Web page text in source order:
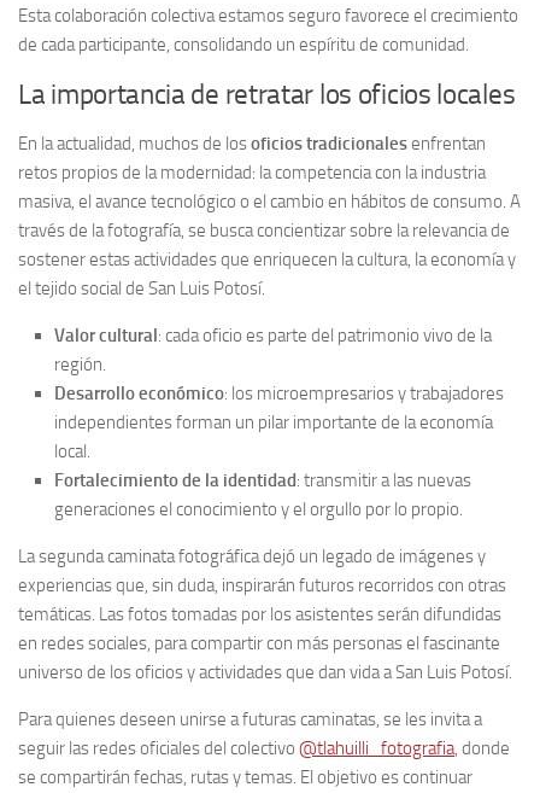
Esta colaboración colectiva estamos seguro favorece el crecimiento
de cada participante, consolidando un espíritu de comunidad.
La importancia de retratar los oficios locales
En la actualidad, muchos de losoficios tradicionalesenfrentan
retos propios de la modernidad: la competencia con la industria
masiva, el avance tecnológico o el cambio en hábitos de consumo. A
través de la fotografía, se busca concientizar sobre la relevancia de
sostener estas actividades que enriquecen la cultura, la economía y
el tejido social de San Luis Potosí.
Valor cultural: cada oficio es parte del patrimonio vivo de la
región.
Desarrollo económico: los microempresarios y trabajadores
independientes forman un pilar importante de la economía
local.
Fortalecimiento de la identidad: transmitir a las nuevas
generaciones el conocimiento y el orgullo por lo propio.
La segunda caminata fotográfica dejó un legado de imágenes y
experiencias que, sin duda, inspirarán futuros recorridos con otras
temáticas. Las fotos tomadas por los asistentes serán difundidas
en redes sociales, para compartir con más personas el fascinante
universo de los oficios y actividades que dan vida a San Luis Potosí.
Para quienes deseen unirse a futuras caminatas, se les invita a
seguir las redes oficiales del colectivo @tlahuilli_fotografia, donde
se compartirán fechas, rutas y temas. El objetivo es continuar